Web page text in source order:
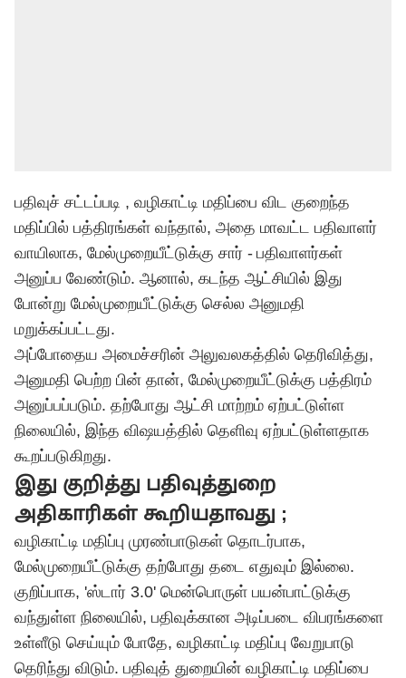
பதிவுச் சட்டப்படி , வழிகாட்டி மதிப்பை விட குறைந்த
மதிப்பில் பத்திரங்கள் வந்தால், அதை மாவட்ட பதிவாளர்
வாயிலாக, மேல்முறையீட்டுக்கு சார் - பதிவாளர்கள்
அனுப்ப வேண்டும். ஆனால், கடந்த ஆட்சியில் இது
போன்று மேல்முறையீட்டுக்கு செல்ல அனுமதி
மறுக்கப்பட்டது.
அப்போதைய அமைச்சரின் அலுவலகத்தில் தெரிவித்து,
அனுமதி பெற்ற பின் தான், மேல்முறையீட்டுக்கு பத்திரம்
அனுப்பப்படும். தற்போது ஆட்சி மாற்றம் ஏற்பட்டுள்ள
நிலையில், இந்த விஷயத்தில் தெளிவு ஏற்பட்டுள்ளதாக
கூறப்படுகிறது.
இது குறித்து பதிவுத்துறை
அதிகாரிகள் கூறியதாவது ;
வழிகாட்டி மதிப்பு முரண்பாடுகள் தொடர்பாக,
மேல்முறையீட்டுக்கு தற்போது தடை எதுவும் இல்லை.
குறிப்பாக, 'ஸ்டார் 3.0' மென்பொருள் பயன்பாட்டுக்கு
வந்துள்ள நிலையில், பதிவுக்கான அடிப்படை விபரங்களை
உள்ளீடு செய்யும் போதே, வழிகாட்டி மதிப்பு வேறுபாடு
தெரிந்து விடும். பதிவுத் துறையின் வழிகாட்டி மதிப்பை